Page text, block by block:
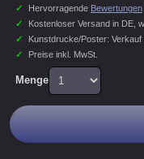
✓
Hervorragende Bewertungen
✓
Kostenloser Versand in DE,
✓
Kunstdrucke/Poster: Verkauf
✓
Preise inkl. MwSt.
Menge